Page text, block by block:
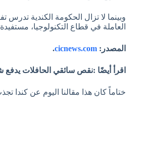
وبينما لا تزال الحكومة الكندية
العاملة في قطاع التكنولوجيا،
المصدر: cicnews.com
.
اقرأ أيضًا :نقص سائقي الحافلات يدفع
ختاماً كان هذا مقالنا اليوم عن كندا